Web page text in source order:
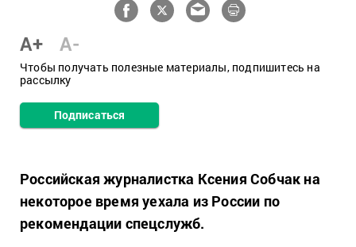
A+ A-
Чтобы получать полезные материалы, подпишитесь на
рассылку
Подписаться
Российская журналистка Ксения Собчак на
некоторое время уехала из России по
рекомендации спецслужб.